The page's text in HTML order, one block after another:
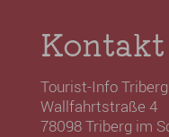
Kontakt
Tourist-Info Triberg
Wallfahrtstraße 4
78098 Triberg im